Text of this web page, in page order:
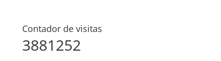
Contador de visitas
3881252